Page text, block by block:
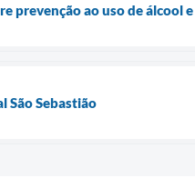
prevenção ao uso de álcool
São Sebastião